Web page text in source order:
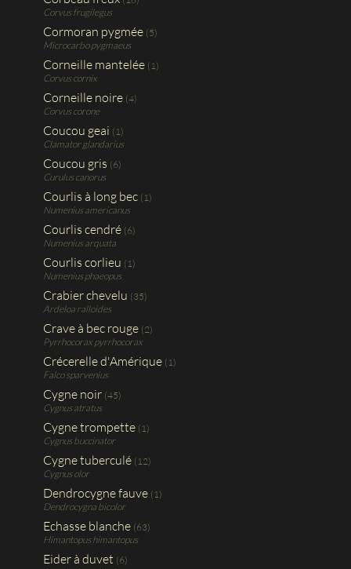
Corvus frugilegus
Cormoran pygmée (5)
Microcarbo pygmaeus
Corneille mantelée (1)
Corvus cornix
Corneille noire (4)
Corvus corone
Coucou geai (1)
Clamator glandarius
Coucou gris (6)
Curulus canorus
Courlis à long bec (1)
Numenius americanus
Courlis cendré (6)
Numenius arquata
Courlis corlieu (1)
Numenius phaeopus
Crabier chevelu (35)
Ardeloa ralloides
Crave à bec rouge (2)
Pyrrhocorax pyrrhocorax
Crécerelle d'Amérique (1)
Falco sparvenius
Cygne noir (45)
Cygnus atratus
Cygne trompette (1)
Cygnus buccinator
Cygne tuberculé (12)
Cygnus olor
Dendrocygne fauve (1)
Dendrocygna bicolor
Echasse blanche (63)
Himantopus himantopus
Eider à duvet (6)